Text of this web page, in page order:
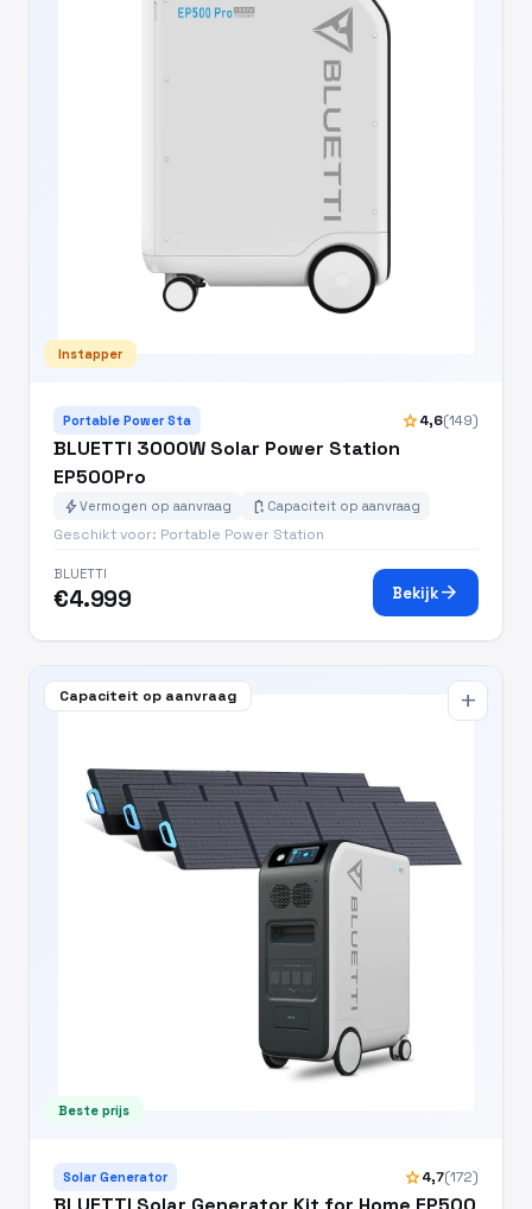
Instapper
Portable Power Sta star4,6(149)
BLUETTI 3000W Solar Power Station
EP500Pro
boltVermogen op aanvraag battery_charging_full Capaciteit op aanvraag
Geschikt voor: Portable Power Station
BLUETTI
€4.999 Bekijkarrow_forward
Capaciteit op aanvraag
Beste prijs
add
Solar Generator star4,7(172)